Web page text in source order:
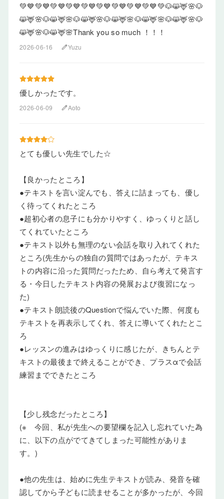
💚💙💚💙💚💙💚💙💚💙💚💙💚💙💚💙💚💙💚🐶😸🦌🌸🐶
😸🦌🌸🐶😸🦌🌸🐶😸🦌🌸🐶😸🦌🌸🐶😸🦌🌸🐶😸🦌🌸🐶
😸🦌🌸🐶😸🦌🌸Thank you so much ！！！
2026-06-16 editYuzu
優しかったです。
2026-06-09 editAoto
とても優しい先生でした☆
【良かったところ】
●テキストを言い淀んでも、答えに詰まっても、優し
く待ってくれたところ
●超初心者の息子にも分かりやすく、ゆっくりと話し
てくれていたところ
●テキスト以外も無理のない会話を取り入れてくれた
ところ(先生からの独自の質問ではあったが、テキス
トの内容に沿った質問だったため、自ら考えて発言す
る・今日したテキスト内容の発展および復習になっ
た)
●テキスト朗読後のQuestionで悩んでいた際、何度も
テキストを再表示してくれ、答えに導いてくれたとこ
ろ
●レッスンの進みはゆっくりに感じたが、きちんとテ
キストの最後まで終えることができ、プラスαで会話
練習までできたところ
【少し残念だったところ】
(※ 今回、私が先生への要望欄を記入し忘れていた為
に、以下の点がでてきてしまった可能性がありま
す。)
●他の先生は、始めに先生テキストが読み、発音を確
認してから子どもに読ませることが多かったが、今回